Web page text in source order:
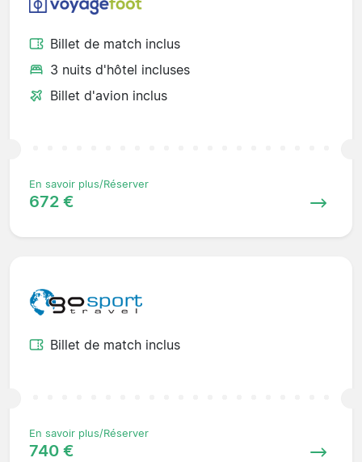
Billet de match inclus
3 nuits d'hôtel incluses
Billet d'avion inclus
En savoir plus/Réserver
672 €
Billet de match inclus
En savoir plus/Réserver
740 €